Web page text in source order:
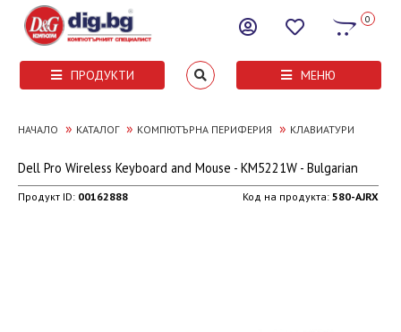
0
ПРОДУКТИ МЕНЮ
НАЧАЛО » КАТАЛОГ » КОМПЮТЪРНА ПЕРИФЕРИЯ » КЛАВИАТУРИ
Dell Pro Wireless Keyboard and Mouse - KM5221W - Bulgarian
Продукт ID: 00162888 Код на продукта:580-AJRX